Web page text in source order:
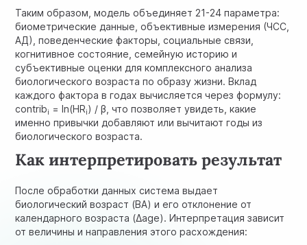
Таким образом, модель объединяет 21-24 параметра:
биометрические данные, объективные измерения (ЧСС,
АД), поведенческие факторы, социальные связи,
когнитивное состояние, семейную историю и
субъективные оценки для комплексного анализа
биологического возраста по образу жизни. Вклад
каждого фактора в годах вычисляется через формулу:
contribi = ln(HRi) / β, что позволяет увидеть, какие
именно привычки добавляют или вычитают годы из
биологического возраста.
Как интерпретировать результат
После обработки данных система выдает
биологический возраст (BA) и его отклонение от
календарного возраста (Δage). Интерпретация зависит
от величины и направления этого расхождения: